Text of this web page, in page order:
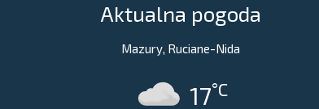
Aktualna pogoda
Mazury, Ruciane-Nida
17°C